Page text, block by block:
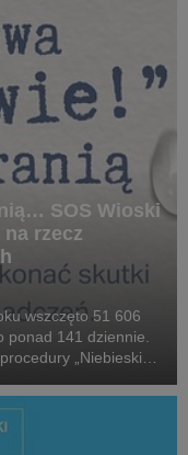
SOS Wioski
rzecz
wszczęto 51 606
ponad 141 dziennie.
„Niebieskiej